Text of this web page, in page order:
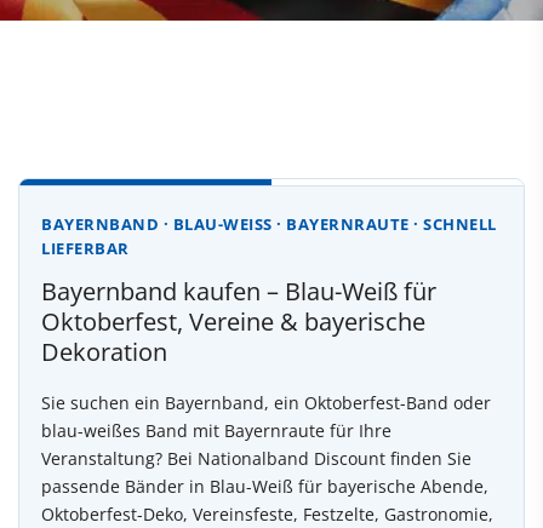
BAYERNBAND · BLAU-WEISS · BAYERNRAUTE · SCHNELL L
IEFERBAR
Bayernband kaufen – Blau-Weiß für
Oktoberfest, Vereine & bayerische
Dekoration
Sie suchen ein Bayernband, ein Oktoberfest-Band oder
blau-weißes Band mit Bayernraute für Ihre
Veranstaltung? Bei Nationalband Discount finden Sie
passende Bänder in Blau-Weiß für bayerische Abende,
Oktoberfest-Deko, Vereinsfeste, Festzelte, Gastronomie,